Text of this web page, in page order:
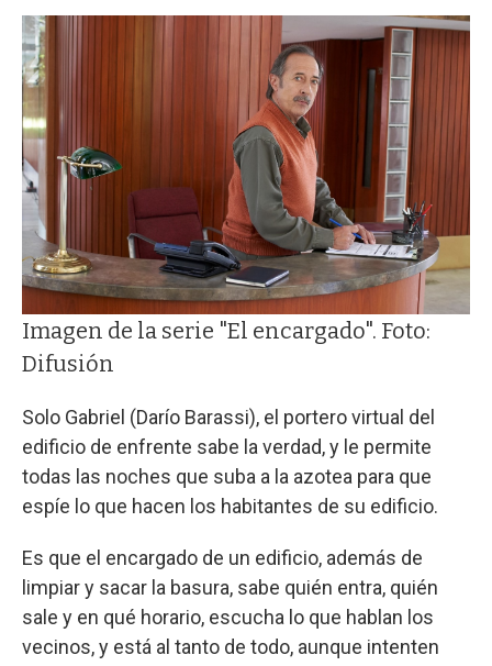
Imagen de la serie "El encargado". Foto:
Difusión
Solo Gabriel (Darío Barassi), el portero virtual del
edificio de enfrente sabe la verdad, y le permite
todas las noches que suba a la azotea para que
espíe lo que hacen los habitantes de su edificio.
Es que el encargado de un edificio, además de
limpiar y sacar la basura, sabe quién entra, quién
sale y en qué horario, escucha lo que hablan los
vecinos, y está al tanto de todo, aunque intenten